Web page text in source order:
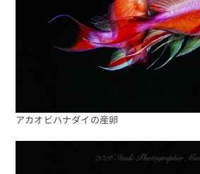
アカオビハナダイの産卵